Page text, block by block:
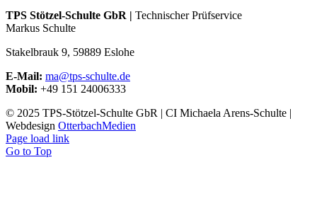
TPS Stötzel-Schulte GbR | Technischer Prüfservice
Markus Schulte
Stakelbrauk 9, 59889 Eslohe
E-Mail: ma@tps-schulte.de
Mobil: +49 151 24006333
© 2025 TPS-Stötzel-Schulte GbR | CI Michaela Arens-Schulte |
Webdesign OtterbachMedien
Page load link
Go to Top